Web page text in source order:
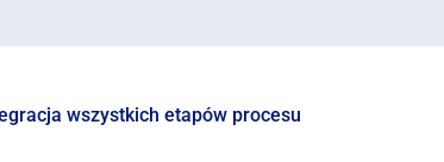
wszystkich etapów procesu